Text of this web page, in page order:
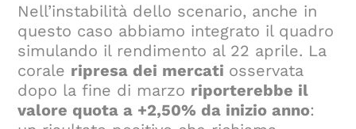
Nell’instabilità dello scenario, anche in
questo caso abbiamo integrato il quadro
simulando il rendimento al 22 aprile. La
corale ripresa dei mercati osservata
dopo la fine di marzo riporterebbe il
valore quota a +2,50% da inizio anno: